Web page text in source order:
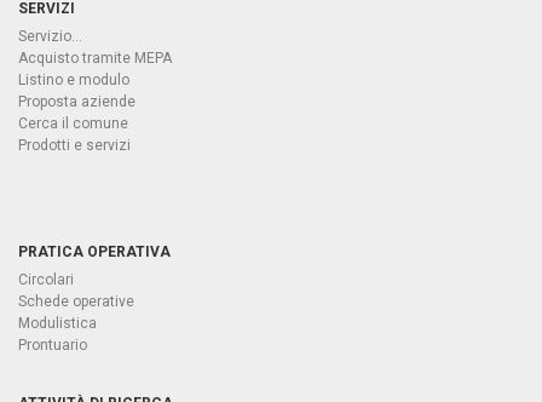
SERVIZI
Servizio...
Acquisto tramite MEPA
Listino e modulo
Proposta aziende
Cerca il comune
Prodotti e servizi
PRATICA OPERATIVA
Circolari
Schede operative
Modulistica
Prontuario